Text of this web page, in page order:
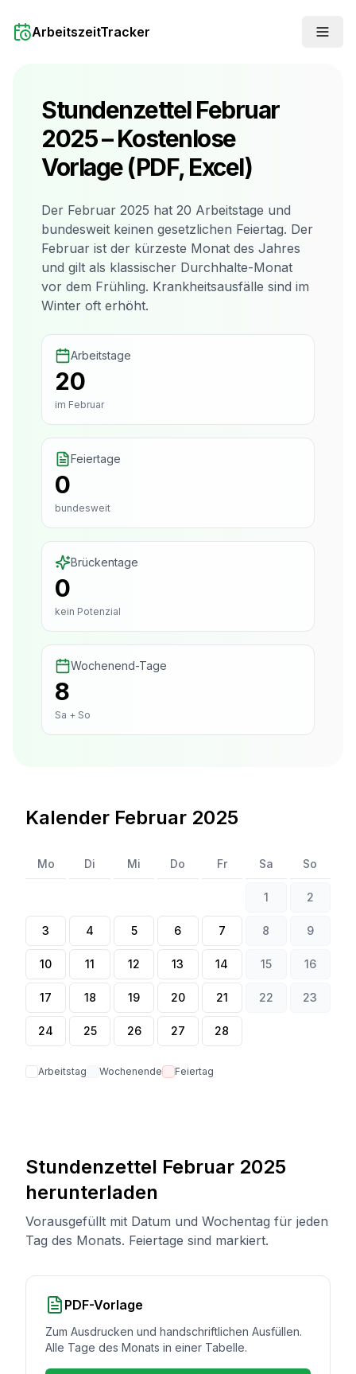
ArbeitszeitTracker
StundenzettelFebruar
2025– Kostenlose
Vorlage (PDF, Excel)
Der Februar 2025 hat 20 Arbeitstage und
bundesweit keinen gesetzlichen Feiertag. Der
Februar ist der kürzeste Monat des Jahres
und gilt als klassischer Durchhalte-Monat
vor dem Frühling. Krankheitsausfälle sind im
Winter oft erhöht.
Arbeitstage
20
im Februar
Feiertage
0
bundesweit
Brückentage
0
kein Potenzial
Wochenend-Tage
8
Sa + So
Kalender Februar 2025
Mo Di Mi Do Fr Sa So
1 2
3 4 5 6 7 8 9
10 11 12 13 14 15 16
17 18 19 20 21 22 23
24 25 26 27 28
Arbeitstag Wochenende Feiertag
Stundenzettel Februar 2025
herunterladen
Vorausgefüllt mit Datum und Wochentag für jeden
Tag des Monats. Feiertage sind markiert.
PDF-Vorlage
Zum Ausdrucken und handschriftlichen Ausfüllen.
Alle Tage des Monats in einer Tabelle.